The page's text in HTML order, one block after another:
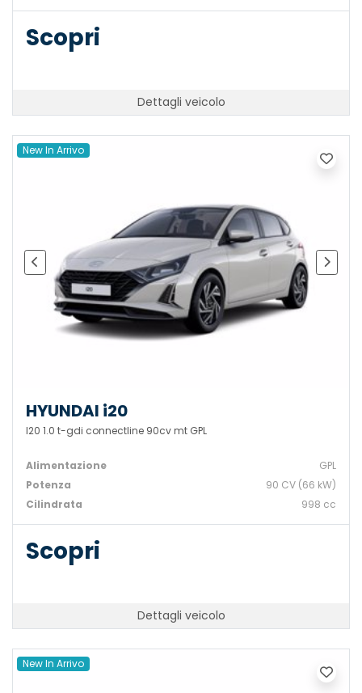
Scopri
Dettagli veicolo
New In Arrivo
HYUNDAI i20
I20 1.0 t-gdi connectline 90cv mt GPL
Alimentazione
GPL
Potenza
90 CV (66 kW)
Cilindrata
998 cc
Scopri
Dettagli veicolo
New In Arrivo